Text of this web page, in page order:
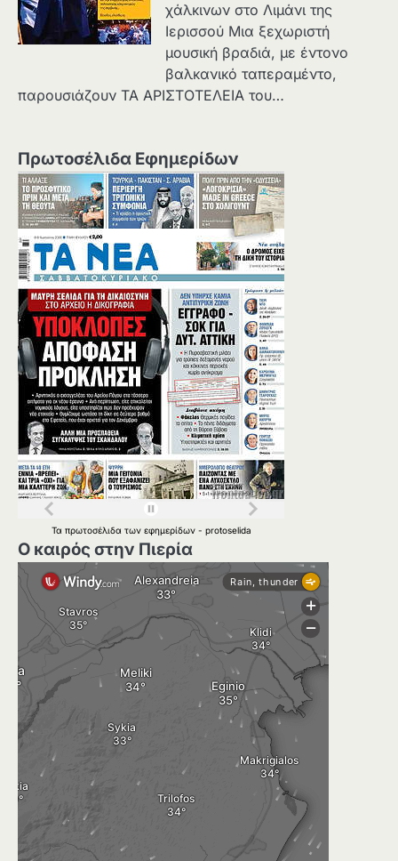
χάλκινων στο Λιμάνι της
Ιερισσού Μια ξεχωριστή
μουσική βραδιά, με έντονο
βαλκανικό ταπεραμέντο,
παρουσιάζουν ΤΑ ΑΡΙΣΤΟΤΕΛΕΙΑ του…
Πρωτοσέλιδα Εφημερίδων
Τα πρωτοσέλιδα των εφημερίδων - protoselida
Ο καιρός στην Πιερία